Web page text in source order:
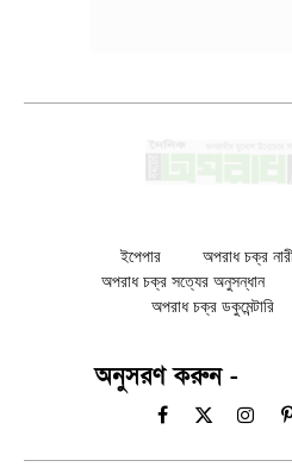
ইপেপার
অপরাধ চক্র
অপরাধ চক্র সত্যের অনুসন্ধান
অপরাধ চক্র ডকুমেন্টারি
অনুসরণ করুন -
Facebook
X